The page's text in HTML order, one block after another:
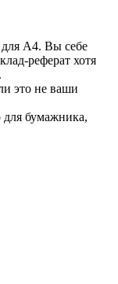
А4. Вы себе
реферат хотя
это не ваши
для бумажника,